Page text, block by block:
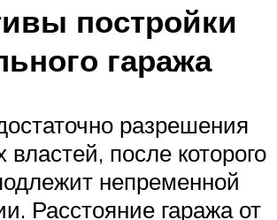
постройки
гаража
разрешения
властей, после которого
непременной
Расстояние гаража от